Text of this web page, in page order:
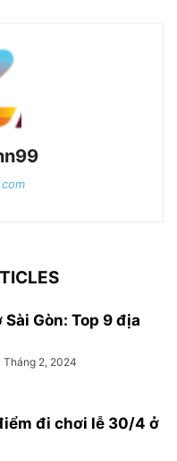
Gòn: Top 9 địa
Tháng 2, 2024
đi chơi lễ 30/4 ở